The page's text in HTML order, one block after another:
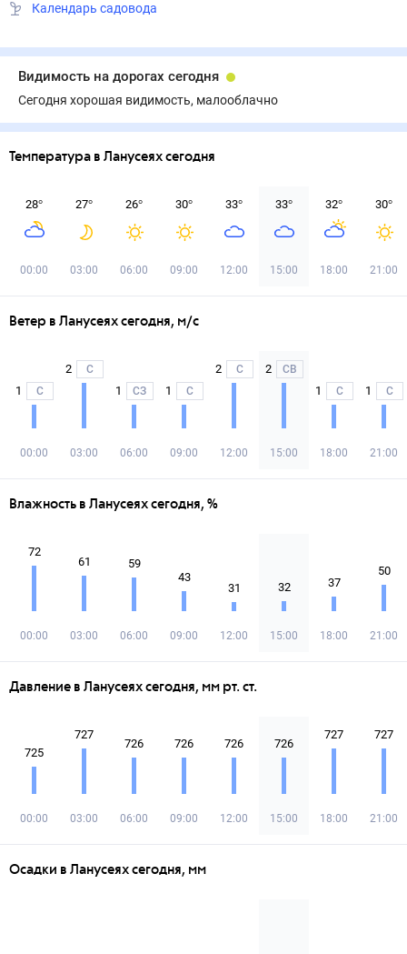
Календарь садовода
Видимость на дорогах сегодня
Сегодня хорошая видимость, малооблачно
Температура в Ланусеях сегодня
28°
00:00
27°
03:00
26°
06:00
30°
09:00
33°
12:00
33°
15:00
32°
18:00
30°
21:00
Ветер в Ланусеях сегодня, м/с
1 С
00:00
2 С
03:00
1 СЗ
06:00
1 С
09:00
2 С
12:00
2 СВ
15:00
1 С
18:00
1 С
21:00
Влажность в Ланусеях сегодня, %
72
00:00
61
03:00
59
06:00
43
09:00
31
12:00
32
15:00
37
18:00
50
21:00
Давление в Ланусеях сегодня, мм рт. ст.
725
00:00
727
03:00
726
06:00
726
09:00
726
12:00
726
15:00
727
18:00
727
21:00
Осадки в Ланусеях сегодня, мм